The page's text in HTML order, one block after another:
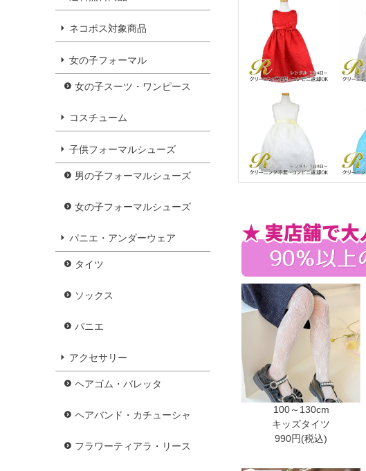
ネコポス対象商品
女の子フォーマル
女の子スーツ・ワンピース
コスチューム
子供フォーマルシューズ
男の子フォーマルシューズ
女の子フォーマルシューズ
パニエ・アンダーウェア
タイツ
ソックス
パニエ
アクセサリー
ヘアゴム・バレッタ
ヘアバンド・カチューシャ
フラワーティアラ・リース
100～130cm
キッズタイツ
990円(税込)